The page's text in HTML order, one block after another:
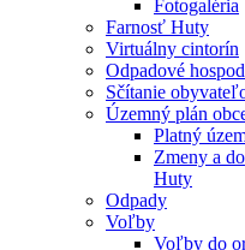
Fotogaléria
Farnosť Huty
Virtuálny cintorín
Odpadové
Sčítanie
Územný plán
Platný
Zmeny a
Huty
Odpady
Voľby
Voľby do